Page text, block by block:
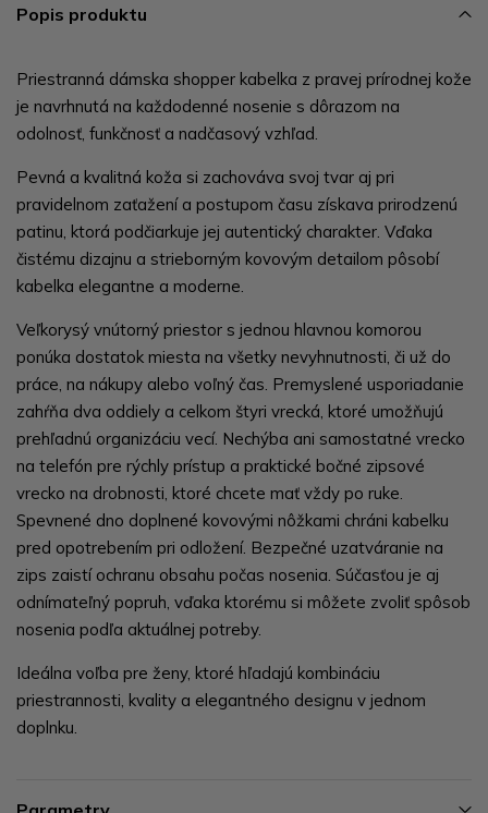
Popis produktu
Priestranná dámska shopper kabelka z pravej prírodnej kože
je navrhnutá na každodenné nosenie s dôrazom na
odolnosť, funkčnosť a nadčasový vzhľad.
Pevná a kvalitná koža si zachováva svoj tvar aj pri
pravidelnom zaťažení a postupom času získava prirodzenú
patinu, ktorá podčiarkuje jej autentický charakter. Vďaka
čistému dizajnu a strieborným kovovým detailom pôsobí
kabelka elegantne a moderne.
Veľkorysý vnútorný priestor s jednou hlavnou komorou
ponúka dostatok miesta na všetky nevyhnutnosti, či už do
práce, na nákupy alebo voľný čas. Premyslené usporiadanie
zahŕňa dva oddiely a celkom štyri vrecká, ktoré umožňujú
prehľadnú organizáciu vecí. Nechýba ani samostatné vrecko
na telefón pre rýchly prístup a praktické bočné zipsové
vrecko na drobnosti, ktoré chcete mať vždy po ruke.
Spevnené dno doplnené kovovými nôžkami chráni kabelku
pred opotrebením pri odložení. Bezpečné uzatváranie na
zips zaistí ochranu obsahu počas nosenia. Súčasťou je aj
odnímateľný popruh, vďaka ktorému si môžete zvoliť spôsob
nosenia podľa aktuálnej potreby.
Ideálna voľba pre ženy, ktoré hľadajú kombináciu
priestrannosti, kvality a elegantného designu v jednom
doplnku.